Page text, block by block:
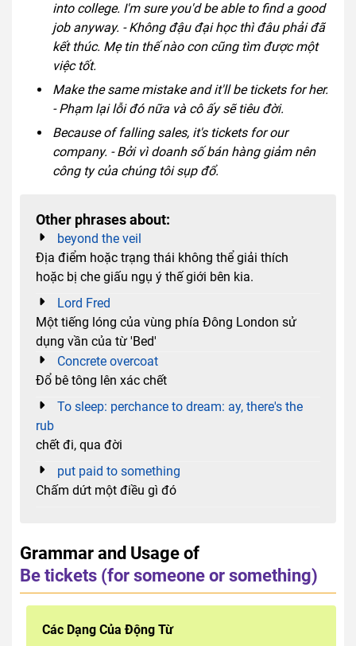
into college. I'm sure you'd be able to find a good
job anyway. - Không đậu đại học thì đâu phải đã
kết thúc. Mẹ tin thế nào con cũng tìm được một
việc tốt.
Make the same mistake and it'll be tickets for her.
- Phạm lại lỗi đó nữa và cô ấy sẽ tiêu đời.
Because of falling sales, it's tickets for our
company. - Bởi vì doanh số bán hàng giảm nên
công ty của chúng tôi sụp đổ.
Other phrases about:
beyond the veil
Địa điểm hoặc trạng thái không thể giải thích
hoặc bị che giấu ngụ ý thế giới bên kia.
Lord Fred
Một tiếng lóng của vùng phía Đông London sử
dụng vần của từ 'Bed'
Concrete overcoat
Đổ bê tông lên xác chết
To sleep: perchance to dream: ay, there's the
rub
chết đi, qua đời
put paid to something
Chấm dứt một điều gì đó
Grammar and Usage of
Be tickets (for someone or something)
Các Dạng Của Động Từ